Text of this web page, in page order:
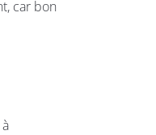
car bon